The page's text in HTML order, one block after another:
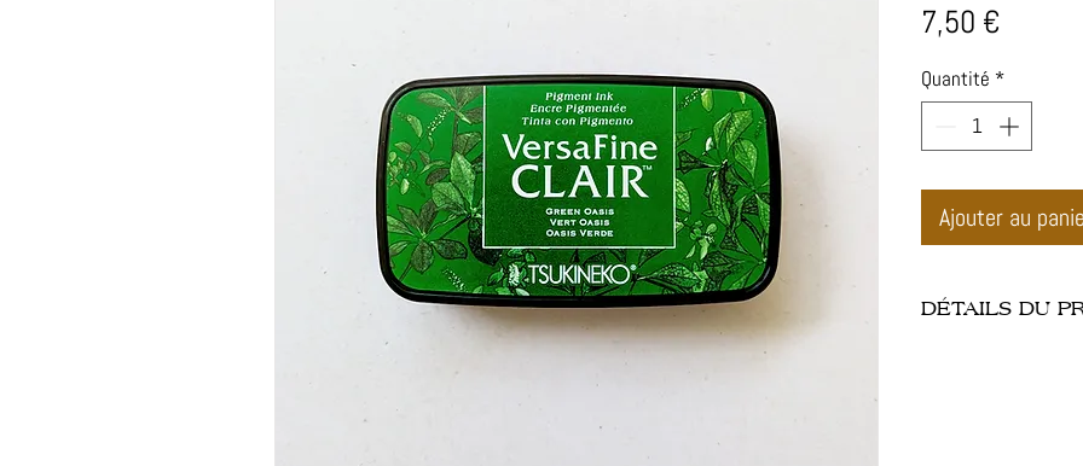
7,50 €
Quantité *
Ajouter au
DÉTAILS DU